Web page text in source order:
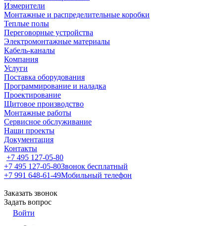
Измерители
Монтажные и распределительные коробки
Теплые полы
Переговорные устройства
Электромонтажные материалы
Кабель-каналы
Компания
Услуги
Поставка оборудования
Программирование и наладка
Проектирование
Щитовое производство
Монтажные работы
Сервисное обслуживание
Наши проекты
Документация
Контакты
+7 495 127-05-80
+7 495 127-05-80Звонок бесплатный
+7 991 648-61-49Мобильный телефон
Заказать звонок
Задать вопрос
Войти